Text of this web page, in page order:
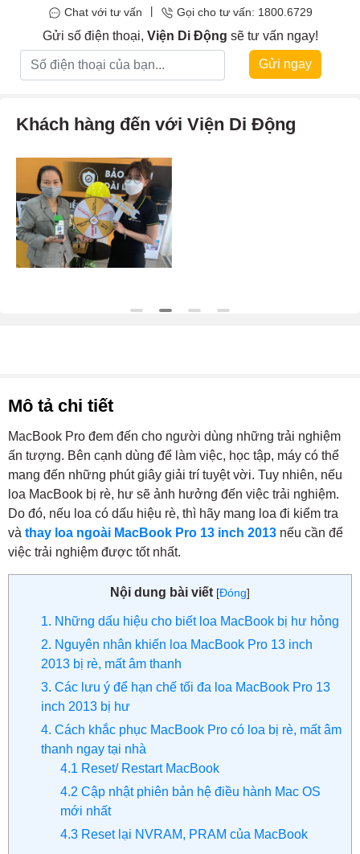
Chat với tư vấn Gọi cho tư vấn: 1800.6729
Gửi số điện thoại, Viện Di Động sẽ tư vấn ngay!
Gửi ngay
Khách hàng đến với Viện Di Động
Mô tả chi tiết
MacBook Pro đem đến cho người dùng những trải nghiệm
ấn tượng. Bên cạnh dùng để làm việc, học tập, máy có thể
mang đến những phút giây giải trí tuyệt vời. Tuy nhiên, nếu
loa MacBook bị rè, hư sẽ ảnh hưởng đến việc trải nghiệm.
Do đó, nếu loa có dấu hiệu rè, thì hãy mang loa đi kiểm tra
và thay loa ngoài MacBook Pro 13 inch 2013 nếu cần để
việc trải nghiệm được tốt nhất.
Nội dung bài viết [Đóng]
1. Những dấu hiệu cho biết loa MacBook bị hư hỏng
2. Nguyên nhân khiến loa MacBook Pro 13 inch
2013 bị rè, mất âm thanh
3. Các lưu ý để hạn chế tối đa loa MacBook Pro 13
inch 2013 bị hư
4. Cách khắc phục MacBook Pro có loa bị rè, mất âm
thanh ngay tại nhà
4.1 Reset/ Restart MacBook
4.2 Cập nhật phiên bản hệ điều hành Mac OS
mới nhất
4.3 Reset lại NVRAM, PRAM của MacBook